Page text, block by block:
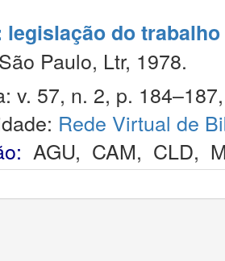
legislação do trabalho
Paulo, Ltr, 1978.
v. 57, n. 2, p.
Rede Virtual de
AGU, CAM, CLD,